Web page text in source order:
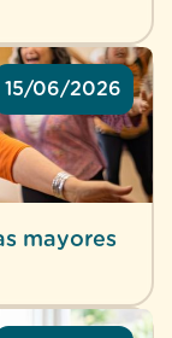
15/06/2026
mayores